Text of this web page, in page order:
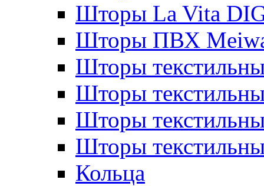
Шторы La Vita
Шторы ПВХ
Шторы
Шторы
Шторы
Шторы
Кольца